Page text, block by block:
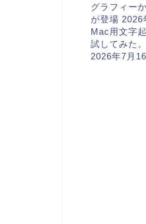
グラフィー
が登場 2026
Mac用文字
試してみた
2026年7月